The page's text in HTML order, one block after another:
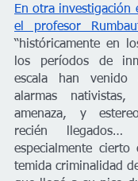
En otra investigación
el profesor
“históricamente en
los períodos de
escala han venido
alarmas nativistas,
amenaza, y
recién
especialmente
temida criminalidad